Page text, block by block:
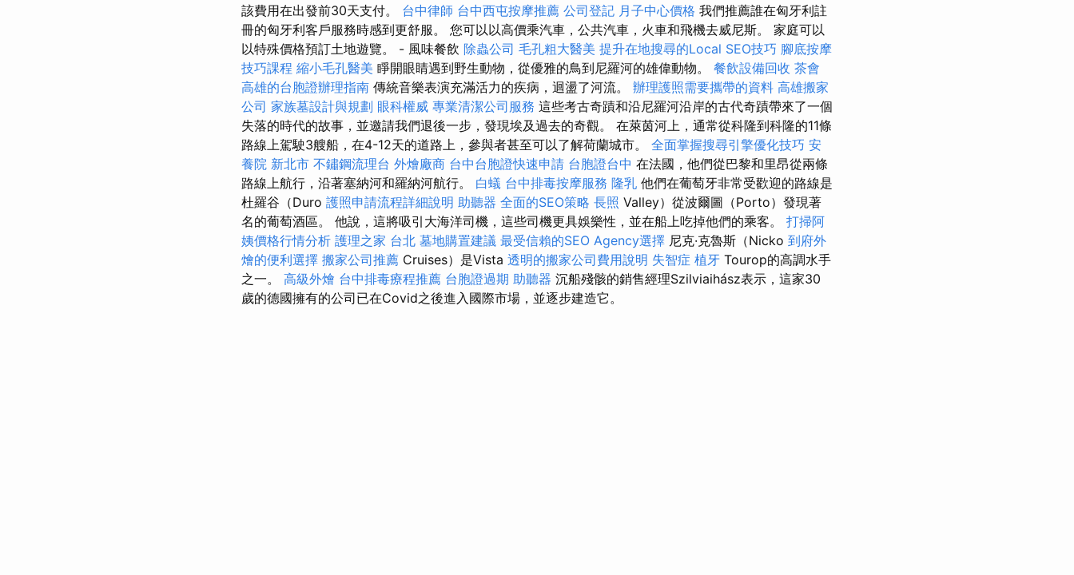
該費用在出發前30天支付。 台中律師 台中西屯按摩推薦 公司登記 月子中心價格 我們推薦誰在匈牙利註
冊的匈牙利客戶服務時感到更舒服。 您可以以高價乘汽車，公共汽車，火車和飛機去威尼斯。 家庭可以
以特殊價格預訂土地遊覽。 - 風味餐飲 除蟲公司 毛孔粗大醫美 提升在地搜尋的Local SEO技巧 腳底按摩
技巧課程 縮小毛孔醫美 睜開眼睛遇到野生動物，從優雅的鳥到尼羅河的雄偉動物。 餐飲設備回收 茶會
高雄的台胞證辦理指南 傳統音樂表演充滿活力的疾病，迴盪了河流。 辦理護照需要攜帶的資料 高雄搬家
公司 家族墓設計與規劃 眼科權威 專業清潔公司服務 這些考古奇蹟和沿尼羅河沿岸的古代奇蹟帶來了一個
失落的時代的故事，並邀請我們退後一步，發現埃及過去的奇觀。 在萊茵河上，通常從科隆到科隆的11條
路線上駕駛3艘船，在4-12天的道路上，參與者甚至可以了解荷蘭城市。 全面掌握搜尋引擎優化技巧 安
養院 新北市 不鏽鋼流理台 外燴廠商 台中台胞證快速申請 台胞證台中 在法國，他們從巴黎和里昂從兩條
路線上航行，沿著塞納河和羅納河航行。 白蟻 台中排毒按摩服務 隆乳 他們在葡萄牙非常受歡迎的路線是
杜羅谷（Duro 護照申請流程詳細說明 助聽器 全面的SEO策略 長照 Valley）從波爾圖（Porto）發現著
名的葡萄酒區。 他說，這將吸引大海洋司機，這些司機更具娛樂性，並在船上吃掉他們的乘客。 打掃阿
姨價格行情分析 護理之家 台北 墓地購置建議 最受信賴的SEO Agency選擇 尼克·克魯斯（Nicko 到府外
燴的便利選擇 搬家公司推薦 Cruises）是Vista 透明的搬家公司費用說明 失智症 植牙 Tourop的高調水手
之一。 高級外燴 台中排毒療程推薦 台胞證過期 助聽器 沉船殘骸的銷售經理Szilviaihász表示，這家30
歲的德國擁有的公司已在Covid之後進入國際市場，並逐步建造它。